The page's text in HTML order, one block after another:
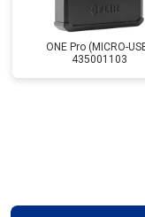
ONE Pro (MICRO-
435001103